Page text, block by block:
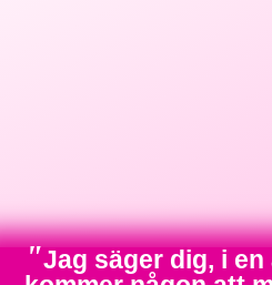
"Jag säger dig, i en